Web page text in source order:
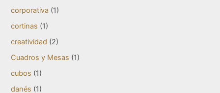
corporativa (1)
cortinas (1)
creatividad (2)
Cuadros y Mesas (1)
cubos (1)
danés (1)